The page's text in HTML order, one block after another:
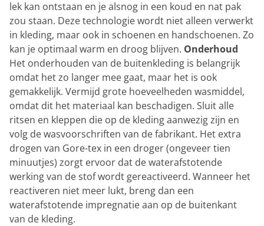
lek kan ontstaan en je alsnog in een koud en nat pak
zou staan. Deze technologie wordt niet alleen verwerkt
in kleding, maar ook in schoenen en handschoenen. Zo
kan je optimaal warm en droog blijven. Onderhoud
Het onderhouden van de buitenkleding is belangrijk
omdat het zo langer mee gaat, maar het is ook
gemakkelijk. Vermijd grote hoeveelheden wasmiddel,
omdat dit het materiaal kan beschadigen. Sluit alle
ritsen en kleppen die op de kleding aanwezig zijn en
volg de wasvoorschriften van de fabrikant. Het extra
drogen van Gore-tex in een droger (ongeveer tien
minuutjes) zorgt ervoor dat de waterafstotende
werking van de stof wordt gereactiveerd. Wanneer het
reactiveren niet meer lukt, breng dan een
waterafstotende impregnatie aan op de buitenkant
van de kleding.